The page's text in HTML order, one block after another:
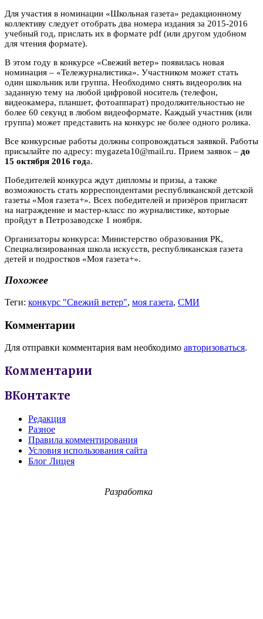
Для участия в номинации «Школьная газета» редакционному
коллективу следует отобрать два номера издания за 2015-2016
учебный год, прислать их в формате pdf (или другом удобном
для чтения формате).
В этом году в конкурсе «Свежий ветер» появилась новая
номинация – «Тележурналистика». Участником может стать
один школьник или группа. Необходимо снять видеоролик на
заданную тему на любой цифровой носитель (телефон,
видеокамера, планшет, фотоаппарат) продолжительностью не
более 60 секунд в любом видеоформате. Каждый участник (или
группа) может представить на конкурс не более одного ролика.
Все конкурсные работы должны сопровождаться заявкой. Работы
присылайте по адресу: mygazeta10@mail.ru. Прием заявок – до
15 октября 2016 года.
Победителей конкурса ждут дипломы и призы, а также
возможность стать корреспондентами республиканской детской
газеты «Моя газета+». Всех победителей и призёров пригласят
на награждение и мастер-класс по журналистике, которые
пройдут в Петрозаводске 1 ноября.
Организаторы конкурса: Министерство образования РК,
Специализированная школа искусств, республиканская газета
детей и подростков «Моя газета+».
Похожее
Теги: конкурс "Свежий ветер", моя газета, СМИ
Комментарии
Для отправки комментария вам необходимо авторизоваться.
Комментарии
ВКонтакте
Редакция
Разное
Правила комментирования
Условия использования сайта
Блог Лицея
Разработка